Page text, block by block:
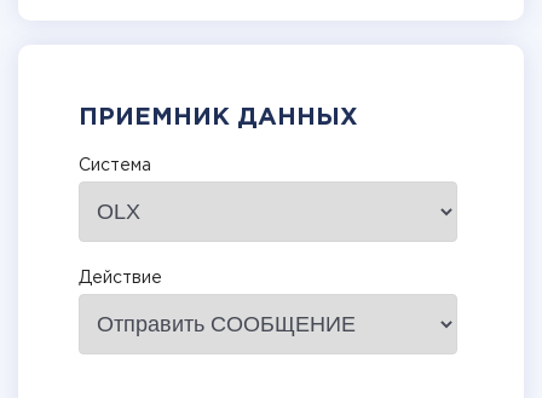
ПРИЕМНИК ДАННЫХ
Система
Действие